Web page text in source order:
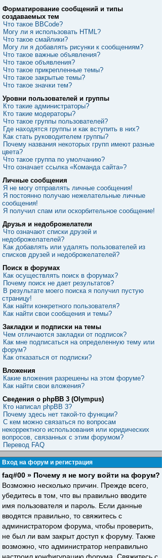
Форматирование сообщений и типы
создаваемых тем
Что такое BBCode?
Могу ли я использовать HTML?
Что такое смайлики?
Могу ли я добавлять рисунки к сообщениям?
Что такое важные объявления?
Что такое объявления?
Что такое прикрепленные темы?
Что такое закрытые темы?
Что такое значки тем?
Уровни пользователей и группы
Кто такие администраторы?
Кто такие модераторы?
Что такое группы пользователей?
Где находятся группы и как вступить в них?
Как стать руководителем группы?
Почему названия некоторых групп имеют разные
цвета?
Что такое группа по умолчанию?
Что означает ссылка «Команда сайта»?
Личные сообщения
Я не могу отправлять личные сообщения!
Я постоянно получаю нежелательные личные
сообщения!
Я получил спам или оскорбительное сообщение!
Друзья и недоброжелатели
Что означают списки друзей и
недоброжелателей?
Как добавлять или удалять пользователей из
списков друзей и недоброжелателей?
Поиск в форумах
Как осуществлять поиск в форумах?
Почему поиск не дает результатов?
В результате моего поиска я получил пустую
страницу!
Как найти конкретного пользователя?
Как найти свои сообщения и темы?
Закладки и подписки на темы
Чем отличаются закладки от подписок?
Как мне подписаться на определенную тему или
форум?
Как отказаться от подписки?
Вложения
Какие вложения разрешены на этом форуме?
Как найти свои вложения?
Сведения о phpBB 3 (Olympus)
Кто написал phpBB 3?
Почему здесь нет такой-то функции?
С кем можно связаться по вопросам
некорректного использования или юридических
вопросов, связанных с этим форумом?
Перевод FAQ
Вход на форум и регистрация
faq#00 » Почему я не могу войти на форум?
Возможно несколько причин. Прежде всего,
убедитесь в том, что вы правильно вводите
имя пользователя и пароль. Если данные
вводятся правильно, то свяжитесь с
администратором форума, чтобы проверить,
не был ли вам закрыт доступ к форуму. Также
возможно, что администратор неправильно